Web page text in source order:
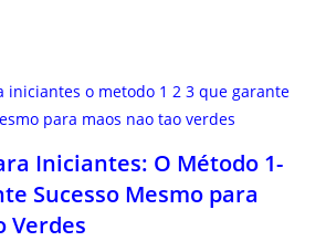
Iniciantes: O Método 1-
Sucesso Mesmo para
Verdes